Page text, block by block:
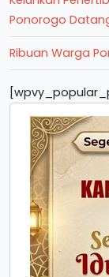
Ponorogo
Ribuan Warga